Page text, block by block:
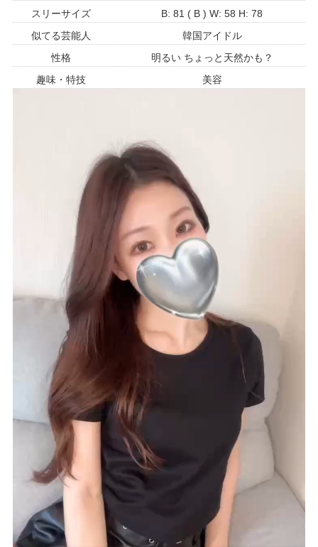
スリーサイズ
B: 81 ( B ) W: 58 H: 78
似てる芸能人
韓国アイドル
性格
明るい ちょっと天然かも？
趣味・特技
美容